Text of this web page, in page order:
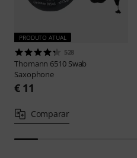
PRODUTO ATUAL
528
Thomann 6510 Swab
Saxophone
€ 11
Comparar